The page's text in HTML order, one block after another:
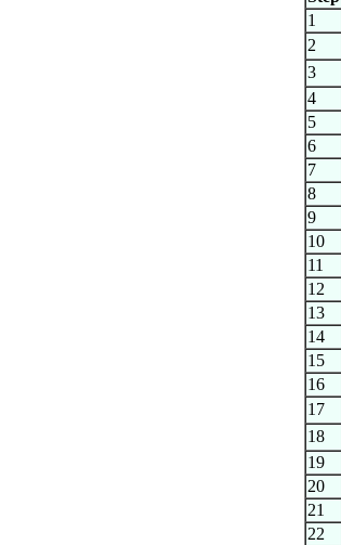
1
2
3
4
5
6
7
8
9
10
11
12
13
14
15
16
17
18
19
20
21
22